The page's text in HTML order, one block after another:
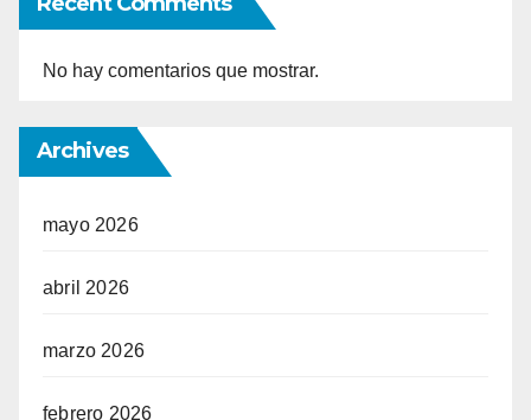
No hay comentarios que mostrar.
Archives
mayo 2026
abril 2026
marzo 2026
febrero 2026